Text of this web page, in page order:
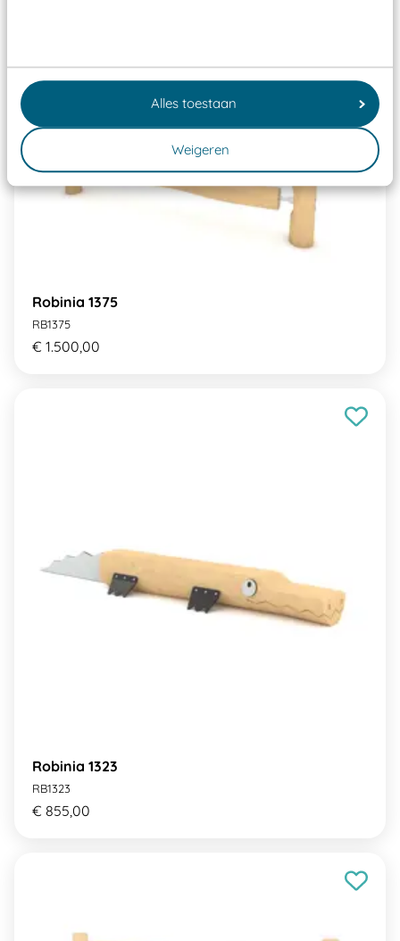
Alles toestaan
Weigeren
Robinia 1375
RB1375
€ 1.500,00
Robinia 1323
RB1323
€ 855,00